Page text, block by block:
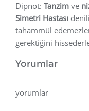
Dipnot: Tanzim ve
Simetri Hastası
tahammül
gerektiğini
Yorumlar
yorumlar